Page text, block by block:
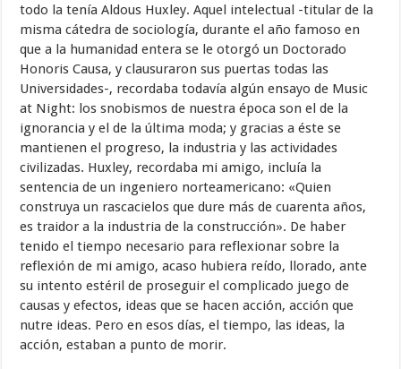
todo la tenía Aldous Huxley. Aquel intelectual -titular de la
misma cátedra de sociología, durante el año famoso en
que a la humanidad entera se le otorgó un Doctorado
Honoris Causa, y clausuraron sus puertas todas las
Universidades-, recordaba todavía algún ensayo de Music
at Night: los snobismos de nuestra época son el de la
ignorancia y el de la última moda; y gracias a éste se
mantienen el progreso, la industria y las actividades
civilizadas. Huxley, recordaba mi amigo, incluía la
sentencia de un ingeniero norteamericano: «Quien
construya un rascacielos que dure más de cuarenta años,
es traidor a la industria de la construcción». De haber
tenido el tiempo necesario para reflexionar sobre la
reflexión de mi amigo, acaso hubiera reído, llorado, ante
su intento estéril de proseguir el complicado juego de
causas y efectos, ideas que se hacen acción, acción que
nutre ideas. Pero en esos días, el tiempo, las ideas, la
acción, estaban a punto de morir.